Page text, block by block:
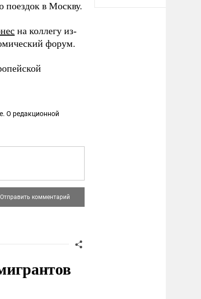
поездок в Москву.
на коллегу из-
форум.
О редакционной